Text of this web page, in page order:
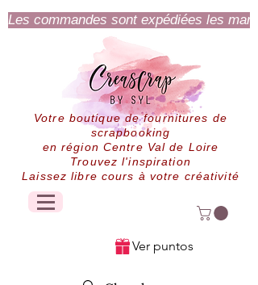
Les commandes sont expédiées les
Votre boutique de fournitures de
scrapbooking
en région Centre Val de Loire
Trouvez l'inspiration
Laissez libre cours à votre créativité
Ver puntos